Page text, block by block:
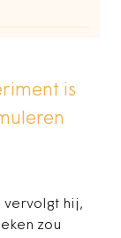
is
vervolgt hij,
zou